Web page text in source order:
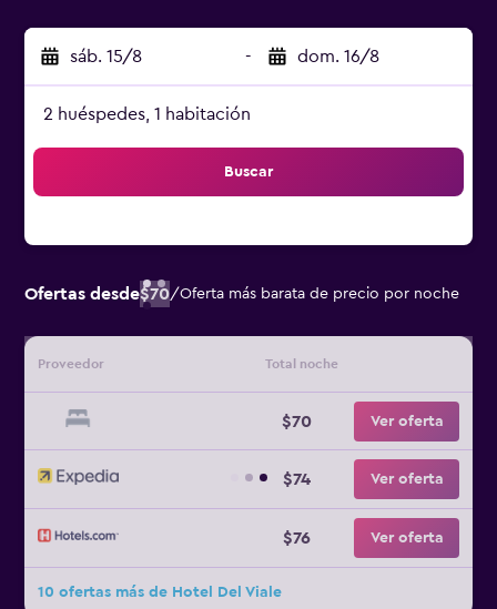
sáb. 15/8 - dom. 16/8
2 huéspedes, 1 habitación
Buscar
Ofertas desde$70/Oferta más barata de precio por noche
Proveedor Total noche
$70 Ver oferta
$74 Ver oferta
$76 Ver oferta
10 ofertas más de Hotel Del Viale